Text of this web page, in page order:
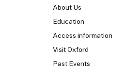
About Us
Education
Access information
Visit Oxford
Past Events